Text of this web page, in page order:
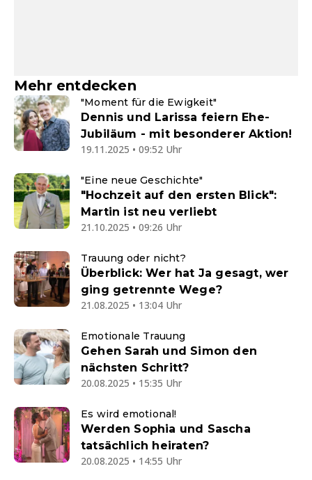
Mehr entdecken
"Moment für die Ewigkeit"
Dennis und Larissa feiern Ehe-
Jubiläum - mit besonderer Aktion!
19.11.2025 • 09:52 Uhr
"Eine neue Geschichte"
"Hochzeit auf den ersten Blick":
Martin ist neu verliebt
21.10.2025 • 09:26 Uhr
Trauung oder nicht?
Überblick: Wer hat Ja gesagt, wer
ging getrennte Wege?
21.08.2025 • 13:04 Uhr
Emotionale Trauung
Gehen Sarah und Simon den
nächsten Schritt?
20.08.2025 • 15:35 Uhr
Es wird emotional!
Werden Sophia und Sascha
tatsächlich heiraten?
20.08.2025 • 14:55 Uhr